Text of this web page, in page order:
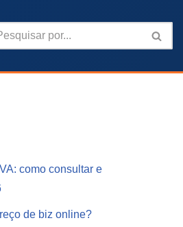
como consultar e
de biz online?